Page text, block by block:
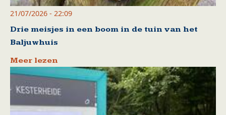
21/07/2026 - 22:09
Drie meisjes in een boom in de tuin van het
Baljuwhuis
Meer lezen